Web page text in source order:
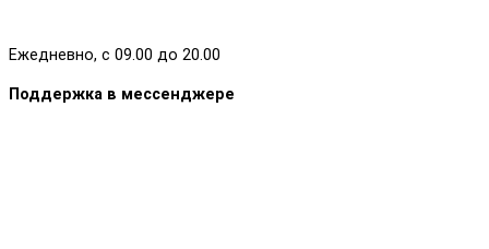
Ежедневно, с 09.00 до 20.00
Поддержка в мессенджере